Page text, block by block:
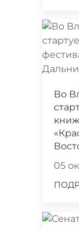
Во
05